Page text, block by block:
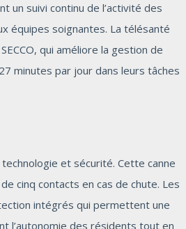
un suivi continu de l’activité des
équipes soignantes. La télésanté
qui améliore la gestion de
minutes par jour dans leurs tâches
et sécurité. Cette canne
cinq contacts en cas de chute. Les
intégrés qui permettent une
l’autonomie des résidents tout en